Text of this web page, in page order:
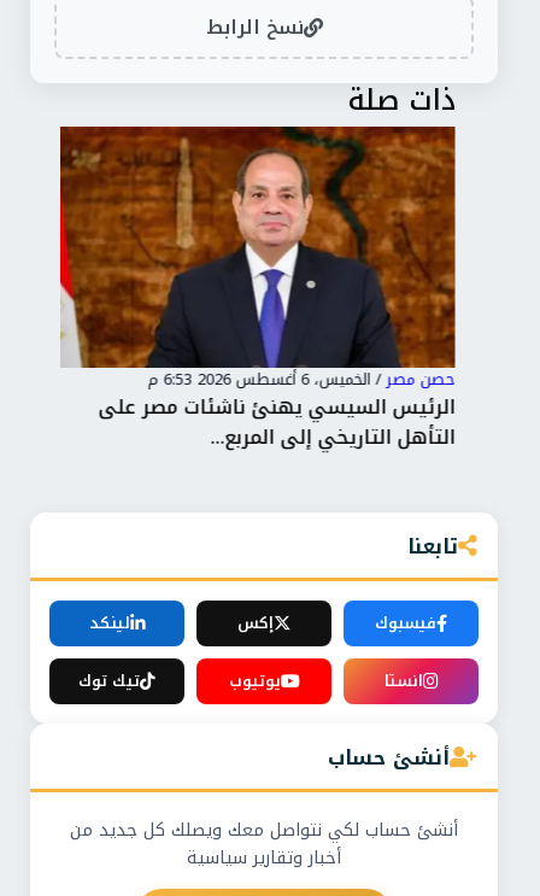
نسخ الرابط
ذات صلة
حصن مصر/ الخميس، 6 أغسطس 2026 6:53 م
الرئيس السيسي يهنئ ناشئات مصر على
التأهل التاريخي إلى المربع...
تابعنا
فيسبوك إكس
لينكد
انستا
يوتيوب تيك توك
أنشئ حساب
أنشئ حساب لكي نتواصل معك ويصلك كل جديد من
أخبار وتقارير سياسية